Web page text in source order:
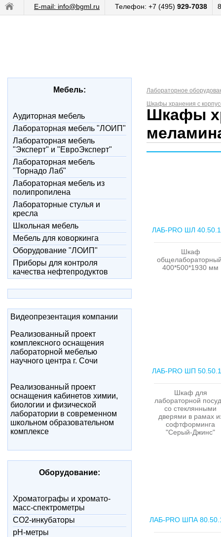
E-mail: info@bgml.ru Телефон: +7 (495) 929-7038
Мебель:
Аудиторная мебель
Лабораторная мебель "ЛОИП"
Лабораторная мебель
"Эксперт" и "ЕвроЭксперт"
Лабораторная мебель
"Торнадо Лаб"
Лабораторная мебель из
полипропилена
Лабораторные стулья и
кресла
Школьная мебель
Мебель для коворкинга
Оборудование "ЛОИП"
Приборы для контроля
качества нефтепродуктов
Видеопрезентация компании
Реализованный проект
комплексного оснащения
лабораторной мебелью
научного центра г. Сочи
Реализованный проект
оснащения кабинетов химии,
биологии и физической
лаборатории в современном
школьном образовательном
комплексе
Оборудование:
Xроматографы и хромато-
масс-спектрометры
CO2-инкубаторы
pH-метры
Лабораторное
Шкафы хранения с
Шкафы
ЛАБ-PRO ШЛ
Шкаф
400*500*1930 мм
ЛАБ-PRO ШП
Шкаф для
лабораторной
со стеклянными
дверями в рамах
софтформинга
"Серый-Джинс"
ЛАБ-PRO ШПА